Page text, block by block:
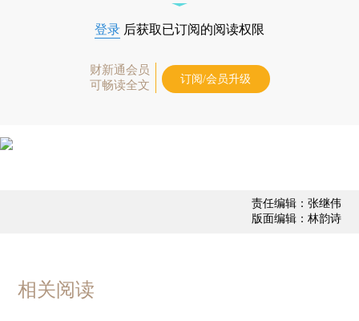
登录 后获取已订阅的阅读权限
财新通会员
可畅读全文
订阅/会员升级
责任编辑：张继伟
版面编辑：林韵诗
相关阅读